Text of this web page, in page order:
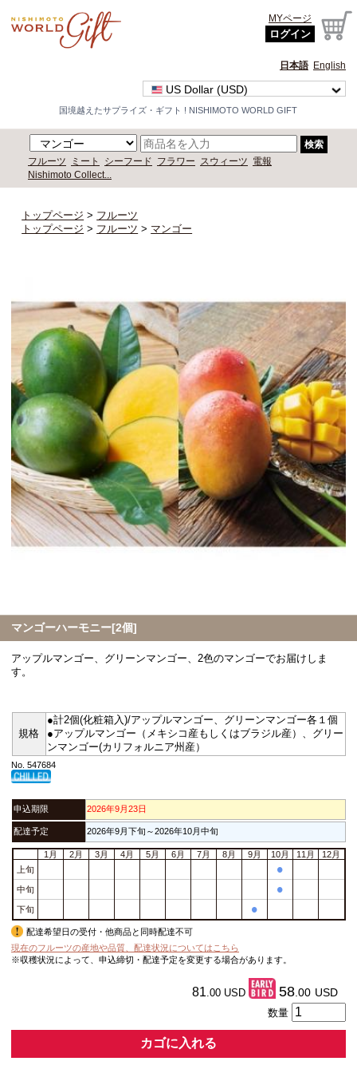
日本語 English
US Dollar (USD)
国境越えたサプライズ・ギフト ! NISHIMOTO WORLD GIFT
検索
フルーツ ミート シーフード フラワー スウィーツ
電報
Nishimoto Collect...
MYページ
ログイン
トップページ > フルーツ
トップページ > フルーツ > マンゴー
マンゴーハーモニー[2個]
アップルマンゴー、グリーンマンゴー、2色のマンゴーでお届けしま
す。
規格
●計2個(化粧箱入)/アップルマンゴー、グリーンマンゴー各１個
●アップルマンゴー（メキシコ産もしくはブラジル産）、グリー
ンマンゴー(カリフォルニア州産）
No. 547684
申込期限 2026年9月23日
配達予定 2026年9月下旬～2026年10月中旬
1月 2月 3月 4月 5月 6月 7月 8月 9月 10月 11月
12月
上旬
•
中旬 •
下旬 •
配達希望日の受付・他商品と同時配達不可
現在のフルーツの産地や品質、配達状況についてはこちら
※収穫状況によって、申込締切・配達予定を変更する場合があります。
81 .00 USD 58.00 USD
数量
カゴに入れる